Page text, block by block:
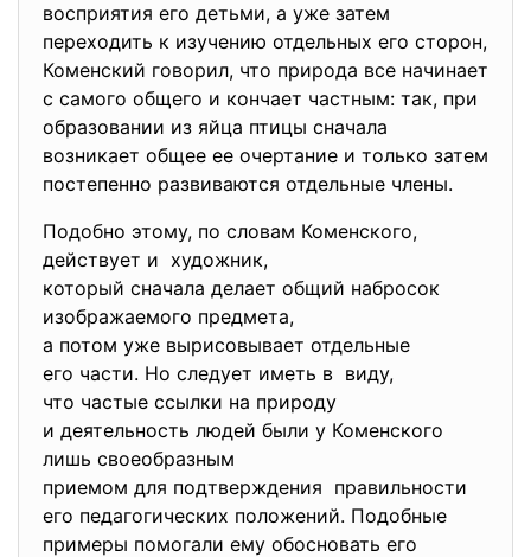
восприятия его детьми, а уже затем
переходить к изучению отдельных его сторон,
Коменский говорил, что природа все начинает
с самого общего и кончает частным: так, при
образовании из яйца птицы сначала
возникает общее ее очертание и только затем
постепенно развиваются отдельные члены.
Подобно этому, по словам Коменского,
действует и художник,
который сначала делает общий набросок
изображаемого предмета,
а потом уже вырисовывает отдельные
его части. Но следует иметь в виду,
что частые ссылки на природу
и деятельность людей были у Коменского
лишь своеобразным
приемом для подтверждения правильности
его педагогических положений. Подобные
примеры помогали ему обосновать его